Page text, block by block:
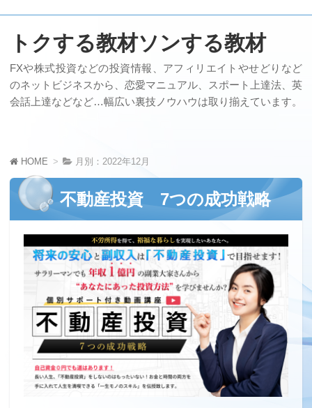
トクする教材ソンする教材
FXや株式投資などの投資情報、アフィリエイトやせどりなど
のネットビジネスから、恋愛マニュアル、スポート上達法、英
会話上達などなど…幅広い裏技ノウハウは取り揃えています。
HOME 月別：2022年12月
不動産投資 7つの成功戦略